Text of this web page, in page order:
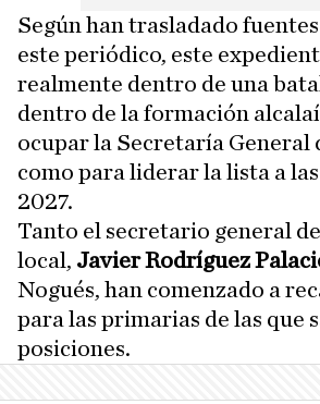
Según han trasladado
este periódico, este
realmente dentro de una
dentro de la formación
ocupar la Secretaría General
como para liderar la lista a
2027.
Tanto el secretario general
local, Javier Rodríguez
Nogués, han comenzado a
para las primarias de las que
posiciones.